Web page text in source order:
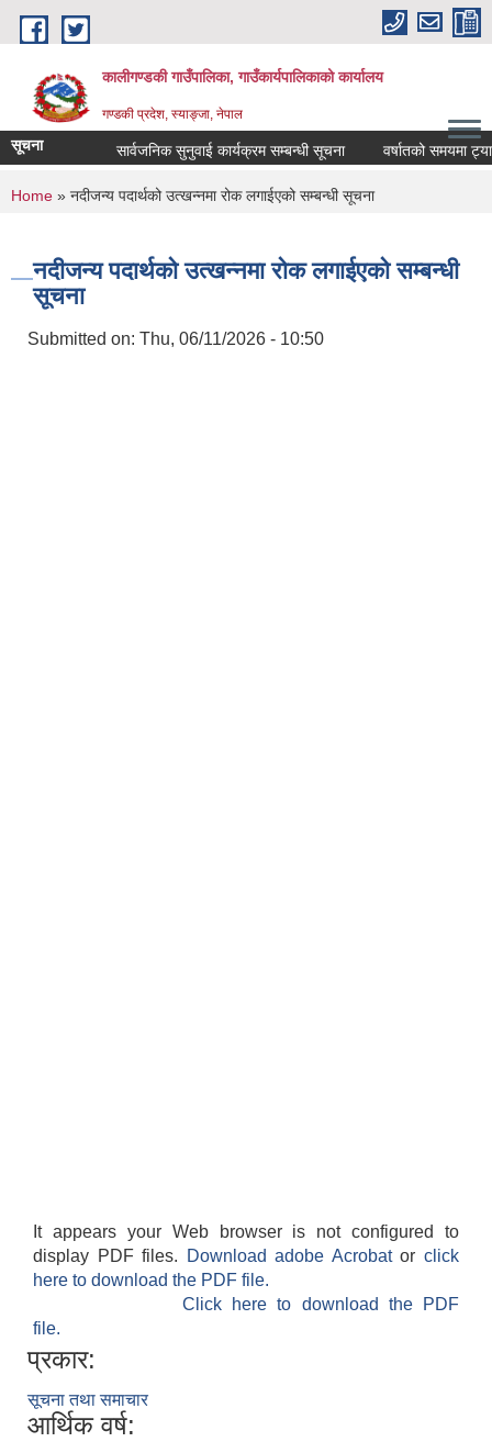
Skip to main content
कालीगण्डकी गाउँपालिका, गाउँकार्यपालिकाको कार्यालय
गण्डकी प्रदेश, स्याङ्जा, नेपाल
सूचना सार्वजनिक सुनुवाई कार्यक्रम सम्बन्धी सूचना वर्षातको समयमा
You are here
Home » नदीजन्य पदार्थको उत्खन्नमा रोक लगाईएको सम्बन्धी सूचना
नदीजन्य पदार्थको उत्खन्नमा रोक लगाईएको सम्बन्धी
सूचना
Submitted on: Thu, 06/11/2026 - 10:50
It appears your Web browser is not configured to
display PDF files.
Download adobe Acrobatorclick
here to download the PDF file.
Click here to download the PDF
file.
प्रकार:
सूचना तथा समाचार
आर्थिक वर्ष: